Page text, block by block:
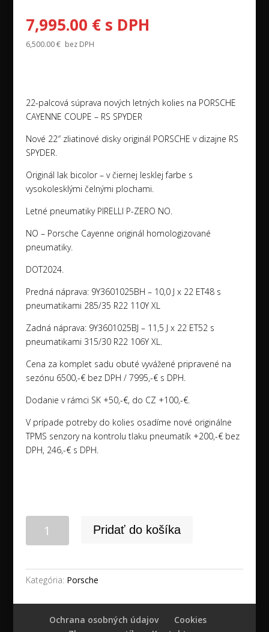
7,995.00 €s DPH
6,500.00€ bez DPH
22-palcová súprava nových letných kolies na PORSCHE
CAYENNE COUPE – RS SPYDER
Nové 22″ zliatinové disky originál PORSCHE v dizajne RS
SPYDER.
Originál lak bicolor – v čiernej lesklej farbe s
vysokolesklými čelnými plochami.
Letné pneumatiky PIRELLI P-ZERO NO.
NO – Porsche Cayenne originál homologizované
pneumatiky.
DOT2024.
Predná náprava: 9Y3601025BH – 10,0 J x 22 ET48 s
pneumatikami 285/35 R22 110Y XL
Zadná náprava: 9Y3601025BJ – 11,5 J x 22 ET52 s
pneumatikami 315/30 R22 106Y XL.
Cena za komplet sadu obuté vyvážené pripravené na
sezónu 6500,-€ bez DPH / 7995,-€ s DPH.
Dodanie v rámci SK +50,-€, do CZ +100,-€.
V prípade potreby do kolies osadíme nové originálne
TPMS senzory na kontrolu tlaku pneumatík +200,-€ bez
DPH, 246,-€ s DPH.
CAYENNE
+
PIRELLI
Pridať do košíka
Kategória: Porsche
Ochrana osobných údajov
Cookies